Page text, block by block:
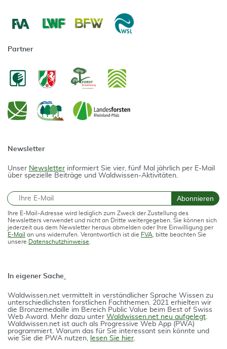
Partner
Newsletter
Unser Newsletter informiert Sie vier, fünf Mal jährlich per E-Mail
über spezielle Beiträge und Waldwissen-Aktivitäten.
E-Mail Abonnieren
Ihre E-Mail-Adresse wird lediglich zum Zweck der Zustellung des
Newsletters verwendet und nicht an Dritte weitergegeben. Sie können sich
jederzeit aus dem Newsletter heraus abmelden oder Ihre Einwilligung per
E-Mail an uns widerrufen. Verantwortlich ist die FVA , bitte beachten Sie
unsere Datenschutzhinweise
In eigener Sache
Waldwissen.net vermittelt in verständlicher Spra­che Wissen zu
unterschiedlichsten forstlichen Fach­themen. 2021 erhielten wir
die Bron­ze­medail­le im Bereich Public Value beim Best of Swiss
Web Award. Mehr dazu unter Waldwissen.net neu aufgelegt
Waldwissen.net ist auch als Progres­si­ve Web App (PWA)
programmiert. Warum das für Sie interessant sein könnte und
wie Sie die PWA nutzen,
lesen Sie hier